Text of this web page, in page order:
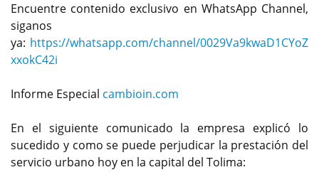
Encuentre contenido exclusivo en WhatsApp Channel,
siganos
ya: https://whatsapp.com/channel/0029Va9kwaD1CYoZ
xxokC42i
Informe Especial cambioin.com
En el siguiente comunicado la empresa explicó lo
sucedido y como se puede perjudicar la prestación del
servicio urbano hoy en la capital del Tolima: